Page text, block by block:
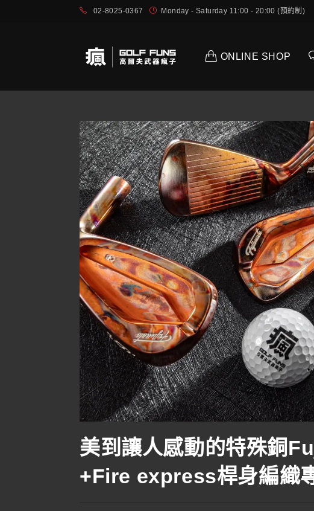
02-8025-0367 Monday - Saturday 11:00 - 20:00 (預約制)
ONLINE SHOP
美到讓人感動的特殊銅
+Fire express桿身編織